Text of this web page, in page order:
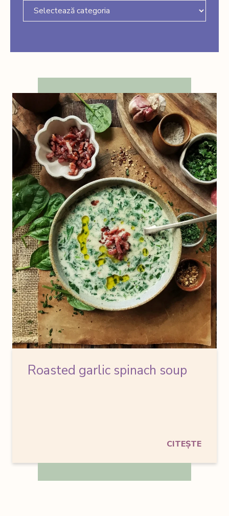
Roasted garlic spinach soup
CITEȘTE